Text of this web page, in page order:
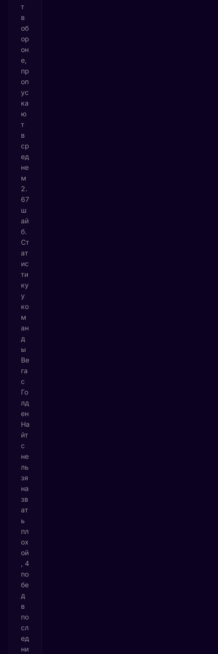
т
в
об
ор
он
е,
пр
оп
ус
ка
ю
т
в
ср
ед
не
м
2.
67
ш
ай
б.
Ст
ат
ис
ти
ку
у
ко
м
ан
д
ы
Ве
га
с
Го
лд
ен
На
йт
с
не
ль
зя
на
зв
ат
ь
пл
ох
ой
, 4
по
бе
д
в
по
сл
ед
ни